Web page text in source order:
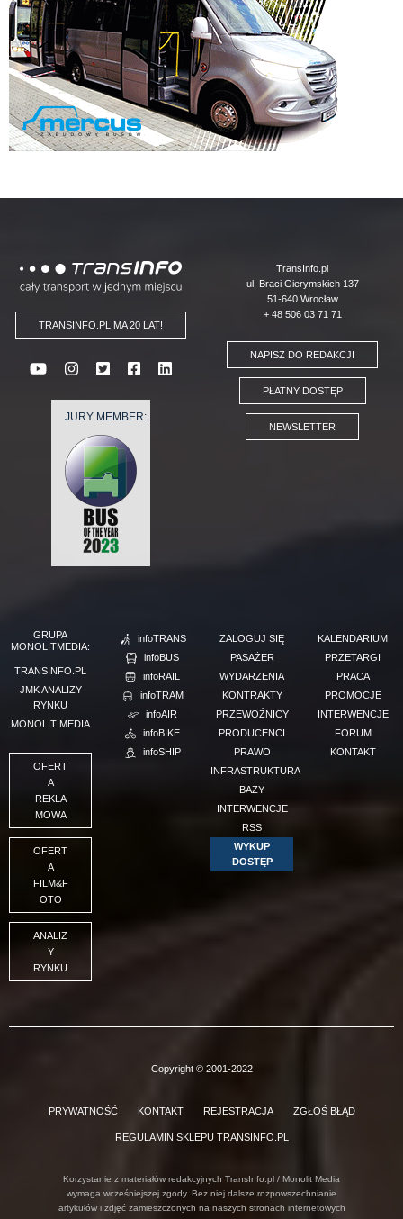
Logo
TRANSINFO.PL MA 20 LAT!
JURY MEMBER:
TransInfo.pl
ul. Braci Gierymskich 137
51-640 Wrocław
+ 48 506 03 71 71
NAPISZ DO REDAKCJI
PŁATNY DOSTĘP
NEWSLETTER
GRUPA
MONOLITMEDIA:
TRANSINFO.PL
JMK ANALIZY
RYNKU
MONOLIT MEDIA
OFERT
A
REKLA
MOWA
OFERT
A
FILM&F
OTO
ANALIZ
Y
RYNKU
infoTRANS
infoBUS
infoRAIL
infoTRAM
infoAIR
infoBIKE
infoSHIP
ZALOGUJ SIĘ
PASAŻER
WYDARZENIA
KONTRAKTY
PRZEWOŹNICY
PRODUCENCI
PRAWO
INFRASTRUKTURA
BAZY
INTERWENCJE
RSS
WYKUP
DOSTĘP
KALENDARIUM
PRZETARGI
PRACA
PROMOCJE
INTERWENCJE
FORUM
KONTAKT
Copyright © 2001-2022
PRYWATNOŚĆ KONTAKT REJESTRACJA ZGŁOŚ BŁĄD
REGULAMIN SKLEPU TRANSINFO.PL
Korzystanie z materiałów redakcyjnych TransInfo.pl / Monolit Media
wymaga wcześniejszej zgody. Bez niej dalsze rozpowszechnianie
artykułów i zdjęć zamieszczonych na naszych stronach internetowych